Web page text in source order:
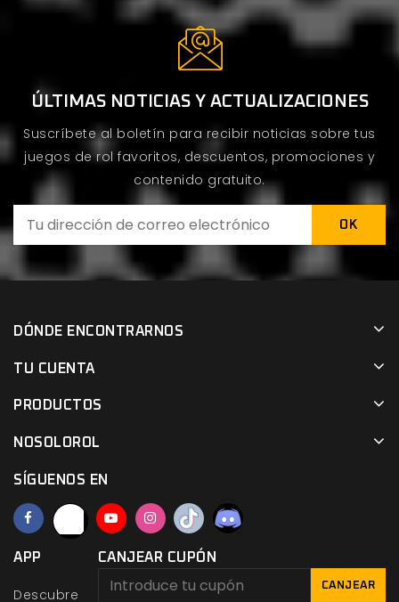
ÚLTIMAS NOTICIAS Y ACTUALIZACIONES
Suscríbete al boletín para recibir noticias sobre tus
juegos de rol favoritos, descuentos, promociones y
contenido gratuito.
DÓNDE ENCONTRARNOS
TU CUENTA
PRODUCTOS
NOSOLOROL
SÍGUENOS EN
APP
Descubre
CANJEAR CUPÓN
CANJEAR